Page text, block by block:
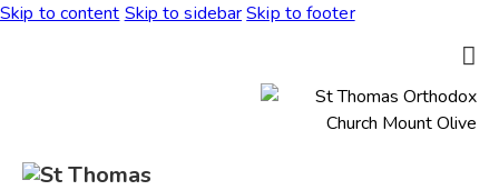
Skip to content Skip to sidebarSkip to footer